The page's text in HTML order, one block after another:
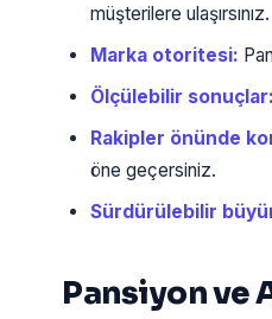
müşterilere ulaşırsınız.
Marka otoritesi:
Ölçülebilir sonuçlar:
Rakipler önünde
öne geçersiniz.
Sürdürülebilir
Pansiyon ve